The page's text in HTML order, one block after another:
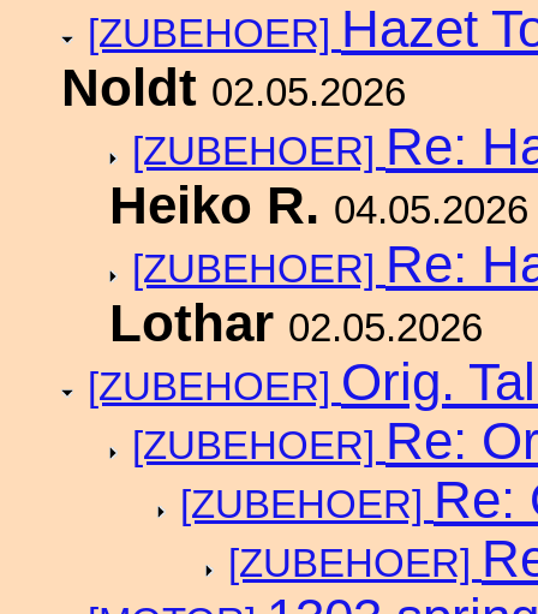
[ZUBEHOER] Hazet
Noldt 02.05.2026
[ZUBEHOER] Re:
Heiko R. 04.05.2026
[ZUBEHOER] Re:
Lothar 02.05.2026
[ZUBEHOER] Orig.
[ZUBEHOER] Re:
[ZUBEHOER] Re:
[ZUBEHOER]